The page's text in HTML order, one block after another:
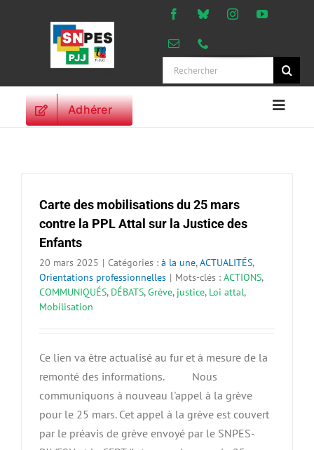
Rechercher:
Adhérer
PROFESSIONNELLES
DROITS DES
VIE SYNDICALE
PUBLICATIONS
Carte des mobilisations du 25 mars
contre la PPL Attal sur la Justice des
Enfants
20 mars 2025 | Catégories : à la une,ACTUALITÉS,
Orientations professionnelles | Mots-clés : ACTIONS,
COMMUNIQUÉS, DÉBATS,Grève, justice, Loi attal,
Mobilisation
Ce lien va être actualisé au fur et à mesure de la
remonté des informations. Nous
communiquons à nouveau l'appel à la grève
pour le 25 mars. Cet appel à la grève est couvert
par le préavis de grève envoyé par le SNPES-